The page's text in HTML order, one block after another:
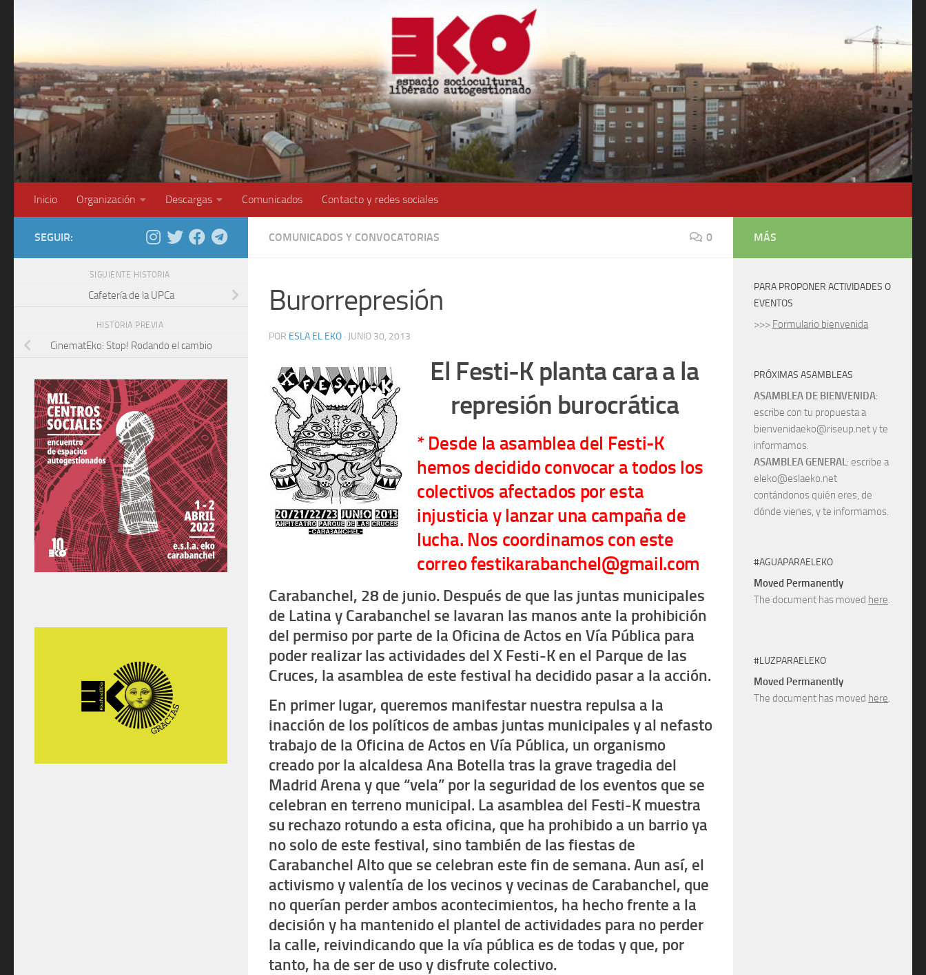
Inicio Organización Descargas Comunicados Contacto y redes sociales
COMUNICADOS Y CONVOCATORIAS 0
Burorrepresión
POR ESLA EL EKO · JUNIO 30, 2013
El Festi-K planta cara a la
represión burocrática
* Desde la asamblea del Festi-K
hemos decidido convocar a todos los
colectivos afectados por esta
injusticia y lanzar una campaña de
lucha. Nos coordinamos con este
correo festikarabanchel@gmail.com
Carabanchel, 28 de junio. Después de que las juntas municipales
de Latina y Carabanchel se lavaran las manos ante la prohibición
del permiso por parte de la Oficina de Actos en Vía Pública para
poder realizar las actividades del X Festi-K en el Parque de las
Cruces, la asamblea de este festival ha decidido pasar a la acción.
En primer lugar, queremos manifestar nuestra repulsa a la
inacción de los políticos de ambas juntas municipales y al nefasto
trabajo de la Oficina de Actos en Vía Pública, un organismo
creado por la alcaldesa Ana Botella tras la grave tragedia del
Madrid Arena y que “vela” por la seguridad de los eventos que se
celebran en terreno municipal. La asamblea del Festi-K muestra
su rechazo rotundo a esta oficina, que ha prohibido a un barrio ya
no solo de este festival, sino también de las fiestas de
Carabanchel Alto que se celebran este fin de semana. Aun así, el
activismo y valentía de los vecinos y vecinas de Carabanchel, que
no querían perder ambos acontecimientos, ha hecho frente a la
decisión y ha mantenido el plantel de actividades para no perder
la calle, reivindicando que la vía pública es de todas y que, por
tanto, ha de ser de uso y disfrute colectivo.
SEGUIR:
SIGUIENTE HISTORIA
Cafetería de la UPCa
HISTORIA PREVIA
CinematEko: Stop! Rodando el cambio
MÁS
PARA PROPONER ACTIVIDADES O
EVENTOS
>>> Formulario bienvenida
PRÓXIMAS ASAMBLEAS
ASAMBLEA DE BIENVENIDA:
escribe con tu propuesta a
bienvenidaeko@riseup.net y te
informamos.
ASAMBLEA GENERAL: escribe a
eleko@eslaeko.net
contándonos quién eres, de
dónde vienes, y te informamos.
#AGUAPARAELEKO
Moved Permanently
The document has moved here.
#LUZPARAELEKO
Moved Permanently
The document has moved here.